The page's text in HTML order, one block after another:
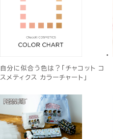
自分に似合う色は？「チャコット コ
スメティクス カラーチャート」